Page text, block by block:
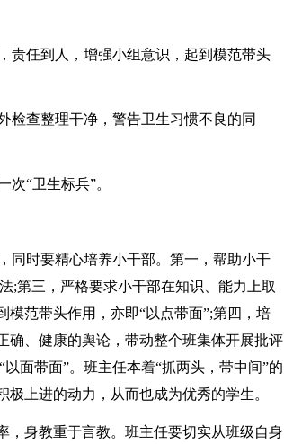
任到人，增强小组意识，起到模范带头
查整理干净，警告卫生习惯不良的同
“卫生标兵”。
时要精心培养小干部。第一，帮助小干
;第三，严格要求小干部在知识、能力上取
范带头作用，亦即“以点带面”;第四，培
确、健康的舆论，带动整个班集体开展批评
面带面”。班主任本着“抓两头，带中间”的
上进的动力，从而也成为优秀的学生。
身教重于言教。班主任要切实从班级自身